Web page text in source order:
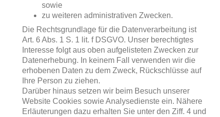
sowie
zu weiteren administrativen Zwecken.
Die Rechtsgrundlage für die Datenverarbeitung ist
Art. 6 Abs. 1 S. 1 lit. f DSGVO. Unser berechtigtes
Interesse folgt aus oben aufgelisteten Zwecken zur
Datenerhebung. In keinem Fall verwenden wir die
erhobenen Daten zu dem Zweck, Rückschlüsse auf
Ihre Person zu ziehen.
Darüber hinaus setzen wir beim Besuch unserer
Website Cookies sowie Analysedienste ein. Nähere
Erläuterungen dazu erhalten Sie unter den Ziff. 4 und